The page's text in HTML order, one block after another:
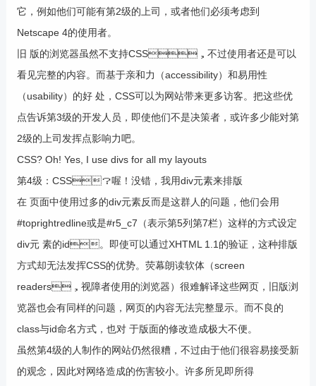
它，例如他们可能有第2级的上司，或者他们必须考虑到
Netscape 4的使用者。
旧 版的浏览器虽然不支持CSS，不过使用者还是可以
看见完整的内容。而基于亲和力（accessibility）和易用性
（usability）的好 处，CSS可以为网站带来更多访客。把这些优
点告诉第3级的开发人员，即使他们不是决策者，或许多少能对第
2级的上司发挥点影响力吧。
CSS? Oh! Yes, I use divs for all my layouts
第4级：CSS？喔！没错，我用div元素来排版
在 页面中使用过多的div元素反而是这群人的问题，他们会用
#toprightredline或是#r5_c7（表示第5列第7栏）这样的方式设定
div元 素的id。即使可以通过XHTML 1.1的验证，这种排版
方式却无法发挥CSS的优势。荧幕朗读软体（screen
readers，视障者使用的浏览器）很难解译这些网页，旧版浏
览器也会有同样的问题，网页的内容无法完整显示。而不良的
class与id命名方式，也对 于版面的修改造成极大不便。
虽然第4级的人制作的网站仍然很糟，不过由于他们很容易接受新
的观念，因此对网络造成的伤害较小。许多所见即所得